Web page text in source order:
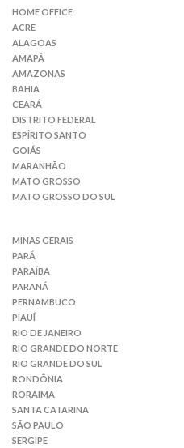
HOME OFFICE
ACRE
ALAGOAS
AMAPÁ
AMAZONAS
BAHIA
CEARÁ
DISTRITO FEDERAL
ESPÍRITO SANTO
GOIÁS
MARANHÃO
MATO GROSSO
MATO GROSSO DO SUL
MINAS GERAIS
PARÁ
PARAÍBA
PARANÁ
PERNAMBUCO
PIAUÍ
RIO DE JANEIRO
RIO GRANDE DO NORTE
RIO GRANDE DO SUL
RONDÔNIA
RORAIMA
SANTA CATARINA
SÃO PAULO
SERGIPE